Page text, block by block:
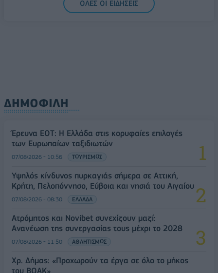
ΟΛΕΣ ΟΙ ΕΙΔΗΣΕΙΣ
ΔΗΜΟΦΙΛΗ
Έρευνα ΕΟΤ: Η Ελλάδα στις κορυφαίες επιλογές
των Ευρωπαίων ταξιδιωτών
07/08/2026 - 10:56 ΤΟΥΡΙΣΜΟΣ
Υψηλός κίνδυνος πυρκαγιάς σήμερα σε Αττική,
Κρήτη, Πελοπόννησο, Εύβοια και νησιά του Αιγαίου
07/08/2026 - 08:30 ΕΛΛΑΔΑ
Ατρόμητος και Novibet συνεχίζουν μαζί:
Ανανέωση της συνεργασίας τους μέχρι το 2028
07/08/2026 - 11:50 ΑΘΛΗΤΙΣΜΟΣ
Χρ. Δήμας: «Προχωρούν τα έργα σε όλο το μήκος
του ΒΟΑΚ»